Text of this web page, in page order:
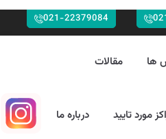
021-22379084
ها مقالات
مورد تایید درباره ما